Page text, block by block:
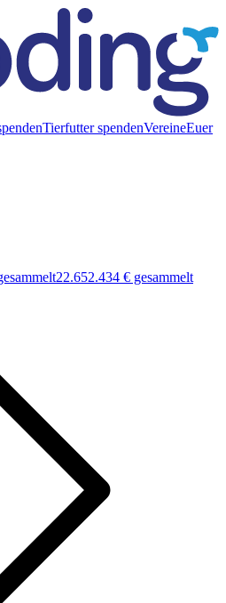
Tierfutter spendenVereineEuer
22.652.434 € gesammelt